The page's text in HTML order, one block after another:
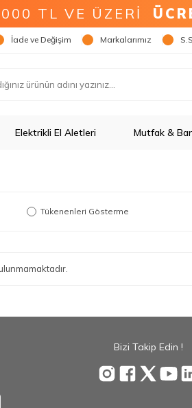
TL VE ÜZERİ
İade ve Değişim Markalarımız
Elektrikli El Aletleri Mutfak &
Tükenenleri Gösterme
Bizi Takip Edin !